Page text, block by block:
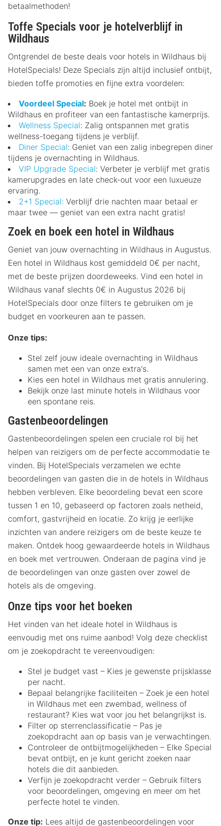
betaalmethoden!
Toffe Specials voor je hotelverblijf in
Wildhaus
Ontgrendel de beste deals voor hotels in Wildhaus bij
HotelSpecials! Deze Specials zijn altijd inclusief ontbijt,
bieden toffe promoties en fijne extra voordelen:
Voordeel Special: Boek je hotel met ontbijt in
Wildhaus en profiteer van een fantastische kamerprijs.
Wellness Special: Zalig ontspannen met gratis
wellness-toegang tijdens je verblijf.
Diner Special: Geniet van een zalig inbegrepen diner
tijdens je overnachting in Wildhaus.
VIP Upgrade Special: Verbeter je verblijf met gratis
kamerupgrades en late check-out voor een luxueuze
ervaring.
2+1 Special: Verblijf drie nachten maar betaal er
maar twee — geniet van een extra nacht gratis!
Zoek en boek een hotel in Wildhaus
Geniet van jouw overnachting in Wildhaus in Augustus.
Een hotel in Wildhaus kost gemiddeld 0€ per nacht,
met de beste prijzen doordeweeks. Vind een hotel in
Wildhaus vanaf slechts 0€ in Augustus 2026 bij
HotelSpecials door onze filters te gebruiken om je
budget en voorkeuren aan te passen.
Onze tips:
Stel zelf jouw ideale overnachting in Wildhaus
samen met een van onze extra's.
Kies een hotel in Wildhaus met gratis annulering.
Bekijk onze last minute hotels in Wildhaus voor
een spontane reis.
Gastenbeoordelingen
Gastenbeoordelingen spelen een cruciale rol bij het
helpen van reizigers om de perfecte accommodatie te
vinden. Bij HotelSpecials verzamelen we echte
beoordelingen van gasten die in de hotels in Wildhaus
hebben verbleven. Elke beoordeling bevat een score
tussen 1 en 10, gebaseerd op factoren zoals netheid,
comfort, gastvrijheid en locatie. Zo krijg je eerlijke
inzichten van andere reizigers om de beste keuze te
maken. Ontdek hoog gewaardeerde hotels in Wildhaus
en boek met vertrouwen. Onderaan de pagina vind je
de beoordelingen van onze gasten over zowel de
hotels als de omgeving.
Onze tips voor het boeken
Het vinden van het ideale hotel in Wildhaus is
eenvoudig met ons ruime aanbod! Volg deze checklist
om je zoekopdracht te vereenvoudigen:
Stel je budget vast – Kies je gewenste prijsklasse
per nacht.
Bepaal belangrijke faciliteiten – Zoek je een hotel
in Wildhaus met een zwembad, wellness of
restaurant? Kies wat voor jou het belangrijkst is.
Filter op sterrenclassificatie – Pas je
zoekopdracht aan op basis van je verwachtingen.
Controleer de ontbijtmogelijkheden – Elke Special
bevat ontbijt, en je kunt gericht zoeken naar
hotels die dit aanbieden.
Verfijn je zoekopdracht verder – Gebruik filters
voor beoordelingen, omgeving en meer om het
perfecte hotel te vinden.
Onze tip: Lees altijd de gastenbeoordelingen voor